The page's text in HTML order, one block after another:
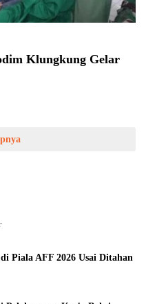
Piala AFF 2026 Usai Ditahan